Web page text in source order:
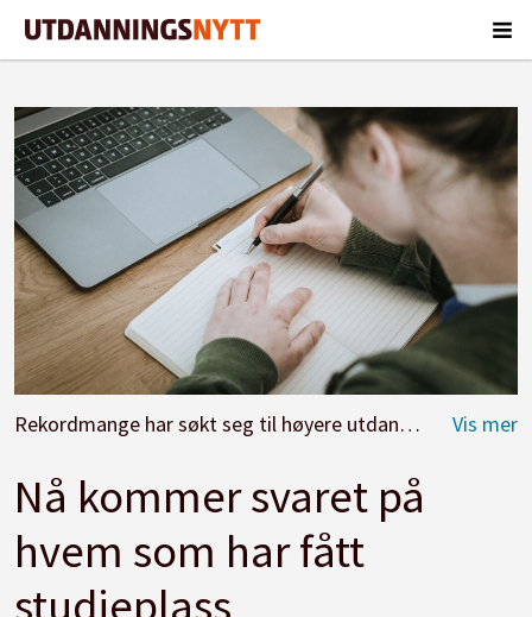
Rekordmange har søkt seg til høyere utdanning i år, men ikke alle er så heldige at de kommer inn.
Nå kommer svaret på
hvem som har fått
studieplass